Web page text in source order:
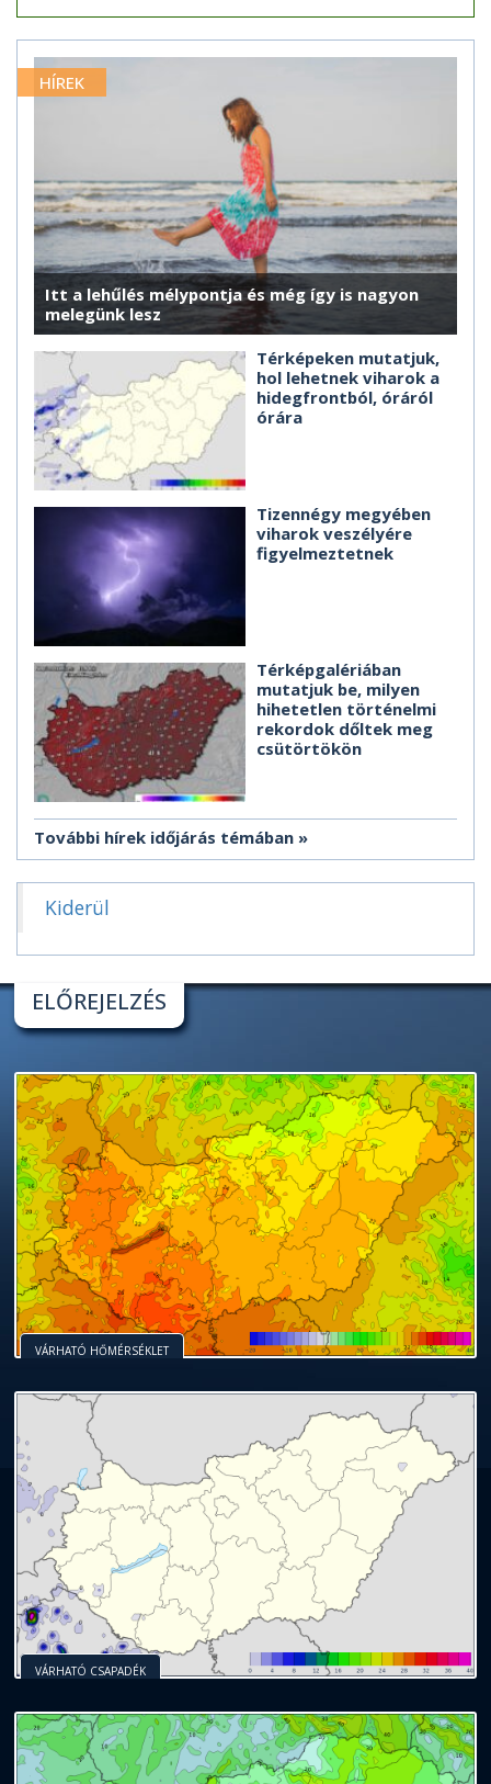
HÍREK
Itt a lehűlés mélypontja és még így is nagyon
melegünk lesz
Térképeken mutatjuk,
hol lehetnek viharok a
hidegfrontból, óráról
órára
Tizennégy megyében
viharok veszélyére
figyelmeztetnek
Térképgalériában
mutatjuk be, milyen
hihetetlen történelmi
rekordok dőltek meg
csütörtökön
További hírek időjárás témában
Kiderül
ELŐREJELZÉS
VÁRHATÓ HŐMÉRSÉKLET
VÁRHATÓ CSAPADÉK